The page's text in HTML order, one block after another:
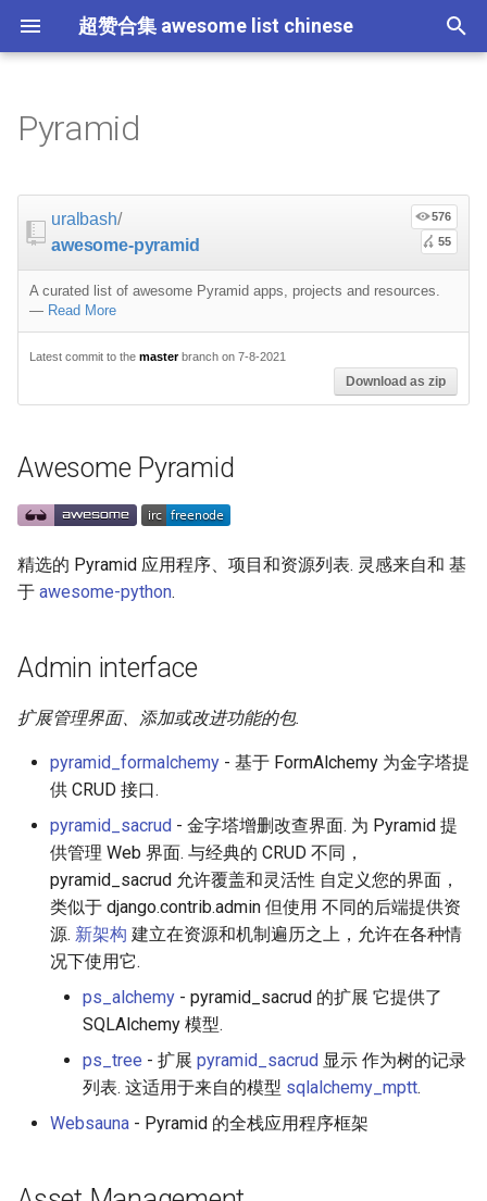
超赞合集 awesome list chinese
a
n
g
e
Node.js
前端开发
Android
IoT & Hybrid Apps
Cordova
React Native
Xamarin
Linux 内容
macOS
macOS 内容
屏保
watchOS
JVM
Salesforce
Amazon Web Services
Windows
JavaScript
JavaScript 内容 Standard Style
网络层
npm
Functional Programming
npm scripts
Swift
Swift 内容
练习
Python
Scientific Audio
Rust
Haskell
PureScript
Scala
Ruby
Clojure
ClojureScript
Elixir
ES6 Tools
Web 性能优化
Web Tools
CSS
CSS 内容
Scalability
React 内容
Web Components
Polymer
Backbone
HTML5
Canvas
KnockoutJS
Dojo Toolkit
Inspiration
Ember
Awesome Pyramid
Admin interface
Asset Management
Async
Authentication
Caching & Session
Debugging
Email
Media-Management
RESTful API
Search
Security
Services
Settings
Storage
Task Queue
Education
教育
Gems
大学课程
数据科学
数据科学内容
机器学习
机器学习内容
Ruby 机器学习
NLP with Ruby
语言学
加密
加密内容
深度学习
深度学习内容
论文
深度视觉
开放的社会大学
函数式变成
静态分析和代码质量
信息检索
大数据
Hadoop
数据工程
Streaming
Apache Spark
论文精选
演讲
算法
算法可视化
人工智能
编程竞赛
数学
递归
免费编程书籍
免费软件测试书籍
Go 书籍
R 书籍
思维扩展类书籍
Elixir 书籍
Sublime Text
Vim
Atom
Visual Studio Code
游戏开发
游戏演讲
Godot
开源游戏
Unity
LÖVE
PICO-8
Game Boy Development
Gideros
Quick Look Plugins
Dev Env
Dotfiles
Shell
Fish
ZSH 插件
GitHub
GitHub 内容
Cheat Sheet
Git Tips
Git Add-ons
SSH
FOSS for Developers
Hyper
PowerShell
Alfred Workflows
Terminals Are Sexy
Science Fiction
Fantasy
Podcasts
Email Newsletters
IT Quotes
Database
MySQL
InfluxDB
Neo4j
MongoDB
TinkerPop
PostgreSQL
CouchDB
Creative Commons Media
Fonts
Codeface
Stock Resources
GIF
开源文档
Audio Visualization
Broadcasting
FFmpeg
CLI Workshoppers
学习编程
演讲
科技视频
深入机器学习
少儿编程
教育游戏
学习 JavaScript
应用安全
安全
夺旗赛
恶意软件分析
Android 安全
Honeypots
Incident Response
Vehicle Security and Car
Hacking
Web 安全
Lockpicking
Umbraco
Wagtail
Drupal
Robotics
IOT
Electronics
Bluetooth Beacons
Electric Guitar Specifications
Open Companies
Places to Post Your Startup
OKR Methodology
Leading and Managing
Indie
Slack
Slack 内容
远程工作
生产力
Niche Job Boards
Code Review
软件定义网络
网络分析
PCAPTools
比特币
波场
Non-Financial Blockchain
Mastodon
以太坊
JSON
JSON 内容 Datasets
学生开发者优惠
Sysadmin
Radio
Analytics
REST
Selenium
持续集成与交付
Services Engineering
开发者免费
Answers
Sketch
脚手架
Readme
Pyramid
uralbash/
awesome-pyramid
576
55
A curated list of awesome Pyramid apps, projects and resources.
— Read More
Latest commit to the masterbranch on 7-8-2021
Download as zip
Awesome Pyramid
精选的 Pyramid 应用程序、项目和资源列表. 灵感来自和 基
于 awesome-python.
Admin interface
扩展管理界面、添加或改进功能的包.
pyramid_formalchemy - 基于 FormAlchemy 为金字塔提
供 CRUD 接口.
pyramid_sacrud - 金字塔增删改查界面. 为 Pyramid 提
供管理 Web 界面. 与经典的 CRUD 不同，
pyramid_sacrud 允许覆盖和灵活性 自定义您的界面，
类似于 django.contrib.admin 但使用 不同的后端提供资
源. 新架构 建立在资源和机制遍历之上，允许在各种情
况下使用它.
ps_alchemy - pyramid_sacrud 的扩展 它提供了
SQLAlchemy 模型.
ps_tree - 扩展 pyramid_sacrud 显示 作为树的记录
列表. 这适用于来自的模型 sqlalchemy_mptt.
Websauna - Pyramid 的全栈应用程序框架